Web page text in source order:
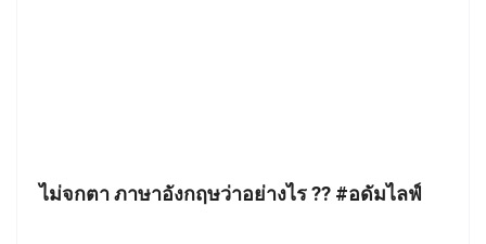
ไม่จกตา ภาษาอังกฤษว่าอย่างไร ?? #อดัมไลฟ์